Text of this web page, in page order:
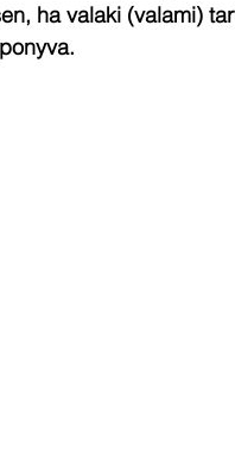
ha valaki (valami)